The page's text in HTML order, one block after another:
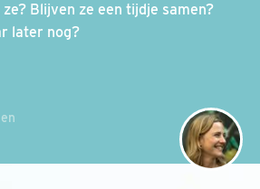
Blijven ze een tijdje samen?
later nog?